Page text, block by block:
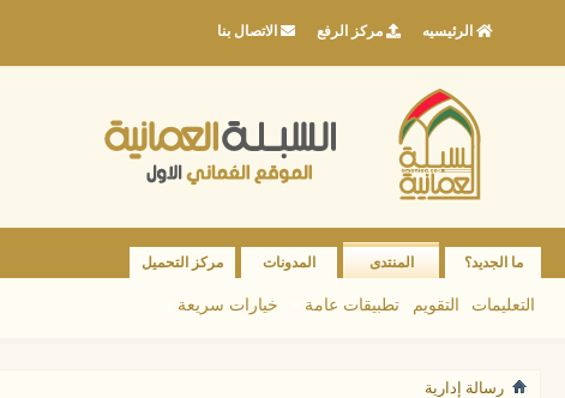
الرئيسيه مركز الرفع الاتصال بنا
ما الجديد؟ المنتدى
التعليمات التقويم تطبيقات عامة خيارات سريعة
المدونات مركز التحميل
رسالة إدارية